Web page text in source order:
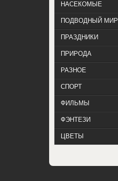
НАСЕКОМЫЕ
ПОДВОДНЫЙ МИР
ПРАЗДНИКИ
ПРИРОДА
РАЗНОЕ
СПОРТ
ФИЛЬМЫ
ФЭНТЕЗИ
ЦВЕТЫ